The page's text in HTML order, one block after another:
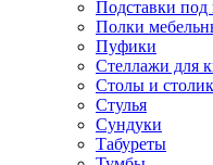
Подставки под
Полки
Пуфики
Стеллажи для
Столы и
Стулья
Сундуки
Табуреты